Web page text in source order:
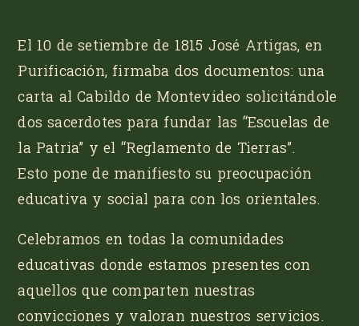
El 10 de setiembre de 1815 José Artigas, en
Purificación, firmaba dos documentos: una
carta al Cabildo de Montevideo solicitándole
dos sacerdotes para fundar las “Escuelas de
la Patria” y el “Reglamento de Tierras”.
Esto pone de manifiesto su preocupación
educativa y social para con los orientales.
Celebramos en todas la comunidades
educativas donde estamos presentes con
aquellos que comparten nuestras
convicciones y valoran nuestros servicios.